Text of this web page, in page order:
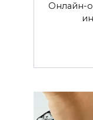
Онлайн-